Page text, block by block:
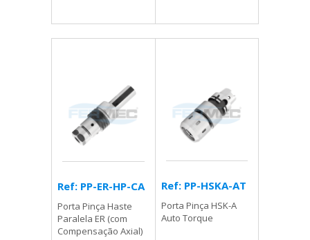
Ref: PP-ER-HP-CA
Porta Pinça Haste
Paralela ER (com
Compensação Axial)
Ref: PP-HSKA-AT
Porta Pinça HSK-A
Auto Torque